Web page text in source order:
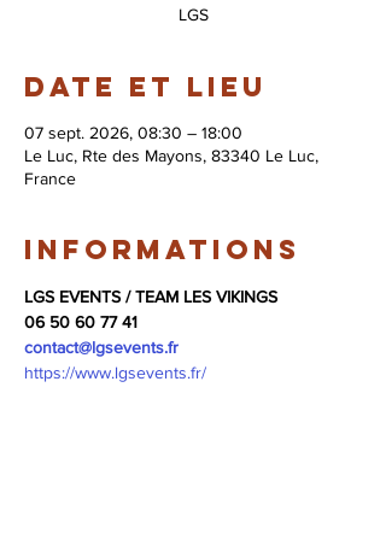
LGS
Date et lieu
07 sept. 2026, 08:30 – 18:00
Le Luc, Rte des Mayons, 83340 Le Luc,
France
Informations
LGS EVENTS / TEAM LES VIKINGS
06 50 60 77 41
contact@lgsevents.fr
https://www.lgsevents.fr/